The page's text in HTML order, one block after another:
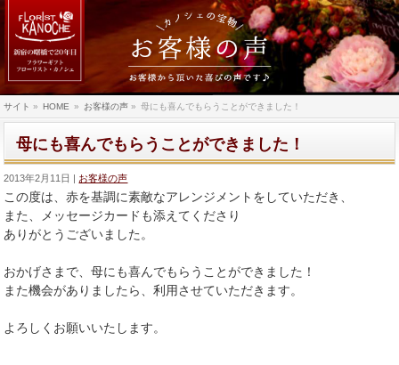
サイト » HOME » お客様の声 » 母にも喜んでもらうことができました！
母にも喜んでもらうことができました！
2013年2月11日 お客様の声
この度は、赤を基調に素敵なアレンジメントをしていただき、
また、メッセージカードも添えてくださり
ありがとうございました。
おかげさまで、母にも喜んでもらうことができました！
また機会がありましたら、利用させていただきます。
よろしくお願いいたします。